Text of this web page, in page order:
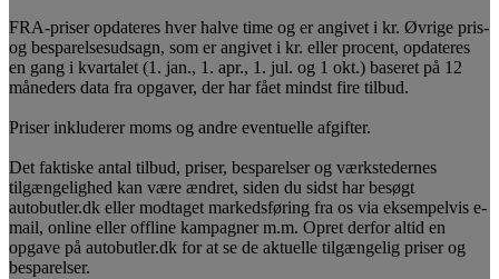
FRA-priser opdateres hver halve time og er angivet i kr. Øvrige pris-
og besparelsesudsagn, som er angivet i kr. eller procent, opdateres
en gang i kvartalet (1. jan., 1. apr., 1. jul. og 1 okt.) baseret på 12
måneders data fra opgaver, der har fået mindst fire tilbud.
Priser inkluderer moms og andre eventuelle afgifter.
Det faktiske antal tilbud, priser, besparelser og værkstedernes
tilgængelighed kan være ændret, siden du sidst har besøgt
autobutler.dk eller modtaget markedsføring fra os via eksempelvis e-
mail, online eller offline kampagner m.m. Opret derfor altid en
opgave på autobutler.dk for at se de aktuelle tilgængelig priser og
besparelser.